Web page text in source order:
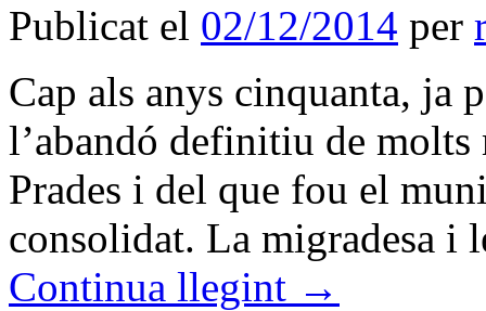
Publicat el 02/12/2014 per
Cap als anys cinquanta, ja
l’abandó definitiu de molts
Prades i del que fou el
consolidat. La migradesa i
Continua llegint →